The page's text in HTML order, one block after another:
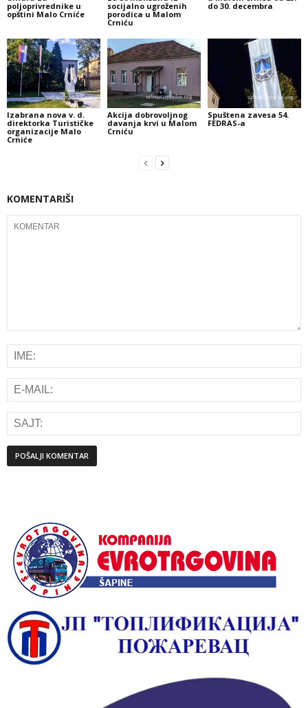
poljoprivrednike u
opštini Malo Crniće
socijalno ugroženih
porodica u Malom
Crniću
do 30. decembra
Izabrana nova v. d.
direktorka Turističke
organizacije Malo
Crniće
Akcija dobrovoljnog
davanja krvi u Malom
Crniću
Spuštena zavesa 54.
FEDRAS-a
KOMENTARIŠI